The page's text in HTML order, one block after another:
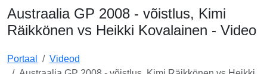
Austraalia GP 2008 - võistlus, Kimi
Räikkönen vs Heikki Kovalainen - Video
Portaal
Videod